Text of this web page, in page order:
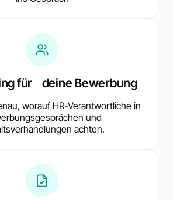
für deine Bewerbung
worauf HR-Verantwortliche in
und
achten.